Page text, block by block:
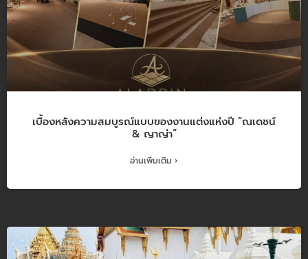
เบื้องหลังความสมบูรณ์แบบของงานแต่งแห่งปี “ณเดชน์
& ญาญ่า”
อ่านเพิ่มเติม ›